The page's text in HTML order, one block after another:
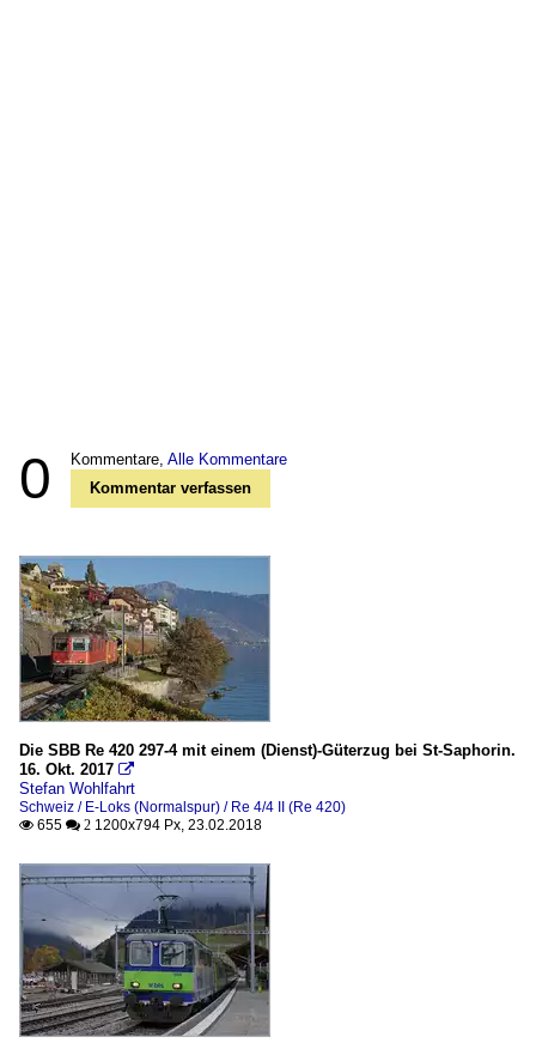
0 Kommentare, Alle Kommentare
Kommentar verfassen
Die SBB Re 420 297-4 mit einem (Dienst)-Güterzug bei St-Saphorin.
16. Okt. 2017 
Stefan Wohlfahrt
Schweiz / E-Loks (Normalspur) / Re 4/4 II (Re 420)
 655  2 1200x794 Px, 23.02.2018